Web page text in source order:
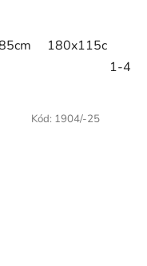
180x115cm
1-4
Kód: 1904/-25